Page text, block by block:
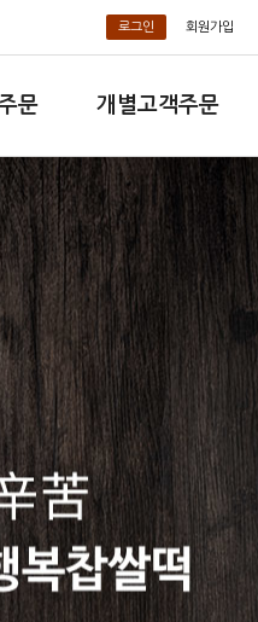
로그인 회원가입
문 개별고객주문